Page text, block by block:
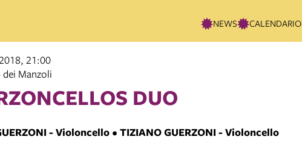
NEWS CALENDARIO
21:00
Manzoli
DUO
- Violoncello • TIZIANO GUERZONI - Violoncello